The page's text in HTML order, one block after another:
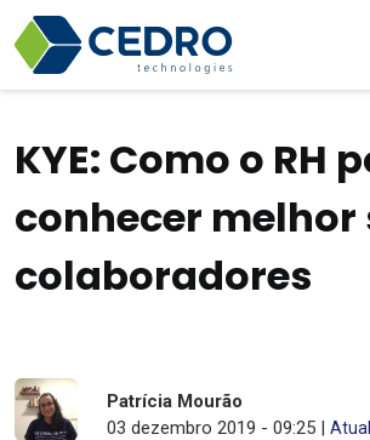
KYE: Como o RH
conhecer melhor
colaboradores
Patrícia Mourão
03 dezembro 2019 - 09:25 |